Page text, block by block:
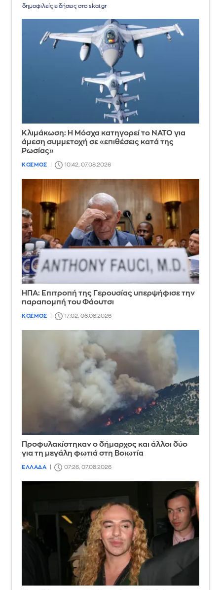
δημοφιλείς ειδήσεις στο skai.gr
Κλιμάκωση: Η Μόσχα κατηγορεί το ΝΑΤΟ για
άμεση συμμετοχή σε «επιθέσεις κατά της
Ρωσίας»
ΚΟΣΜΟΣ 10:42, 07.08.2026
ΗΠΑ: Επιτροπή της Γερουσίας υπερψήφισε την
παραπομπή του Φάουτσι
ΚΟΣΜΟΣ 17:02, 06.08.2026
Προφυλακίστηκαν ο δήμαρχος και άλλοι δύο
για τη μεγάλη φωτιά στη Βοιωτία
ΕΛΛΑΔΑ 07:26, 07.08.2026